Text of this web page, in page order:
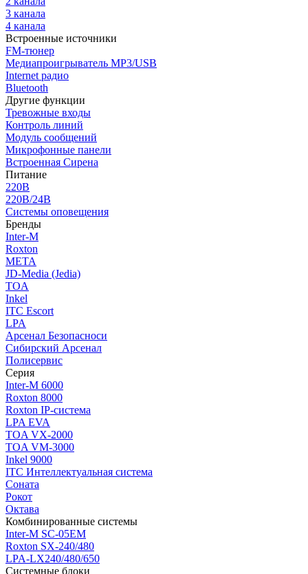
3 канала
4 канала
Встроенные источники
FM-тюнер
Медиапроигрыватель MP3/USB
Internet радио
Bluetooth
Другие функции
Тревожные входы
Контроль линий
Модуль сообщений
Микрофонные панели
Встроенная Сирена
Питание
220В
220В/24В
Системы оповещения
Бренды
Inter-M
Roxton
МЕТА
JD-Media (Jedia)
TOA
Inkel
ITC Escort
LPA
Арсенал Безопасноси
Сибирский Арсенал
Полисервис
Серия
Inter-M 6000
Roxton 8000
Roxton IP-система
LPA EVA
TOA VX-2000
TOA VM-3000
Inkel 9000
ITC Интеллектуальная система
Соната
Рокот
Октава
Комбинированные системы
Inter-M SC-05EM
Roxton SX-240/480
LPA-LX240/480/650
Системные блоки